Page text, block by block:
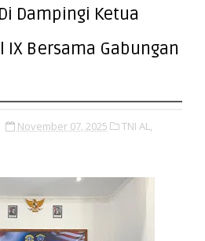
Dampingi Ketua
IX Bersama Gabungan
November 07, 2025 TNI AL,